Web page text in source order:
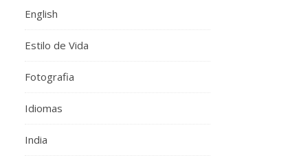
English
Estilo de Vida
Fotografia
Idiomas
India